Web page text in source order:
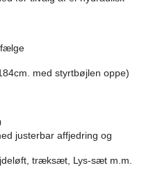
fælge
med styrtbøjlen oppe)
justerbar affjedring og
træksæt, Lys-sæt m.m.